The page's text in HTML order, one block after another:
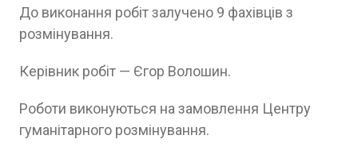
До виконання робіт залучено 9 фахівців з
розмінування.
Керівник робіт — Єгор Волошин.
Роботи виконуються на замовлення Центру
гуманітарного розмінування.